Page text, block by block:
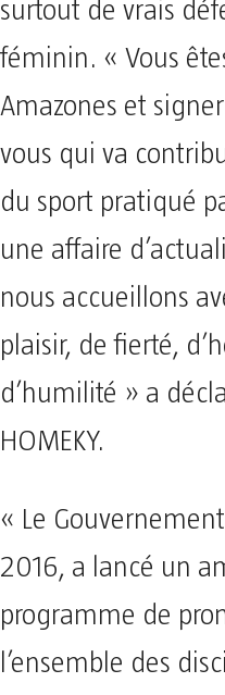
surtout de vrais
féminin. « Vous
Amazones et
vous qui va
du sport pratiqué
une affaire
nous accueillons
plaisir, de fierté,
d’humilité » a
HOMEKY.
« Le
2016, a lancé un
programme de
l’ensemble des